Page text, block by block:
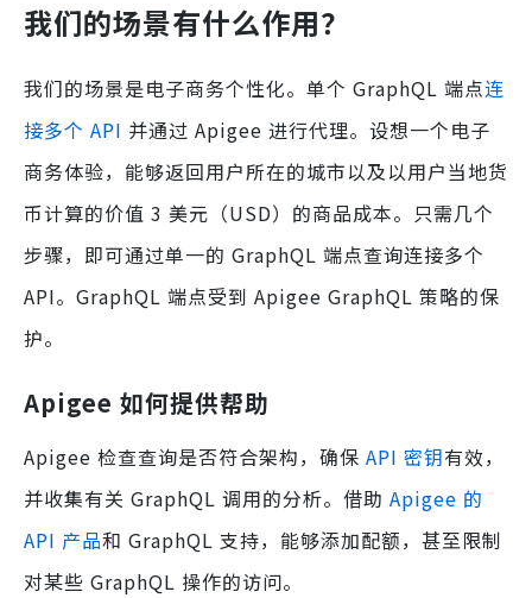
我们的场景有什么作用？
我们的场景是电子商务个性化。单个 GraphQL 端点连
接多个 API 并通过 Apigee 进行代理。设想一个电子
商务体验，能够返回用户所在的城市以及以用户当地货
币计算的价值 3 美元（USD）的商品成本。只需几个
步骤，即可通过单一的 GraphQL 端点查询连接多个
API。GraphQL 端点受到 Apigee GraphQL 策略的保
护。
Apigee 如何提供帮助
Apigee 检查查询是否符合架构，确保 API 密钥有效，
并收集有关 GraphQL 调用的分析。借助 Apigee 的
API 产品和 GraphQL 支持，能够添加配额，甚至限制
对某些 GraphQL 操作的访问。